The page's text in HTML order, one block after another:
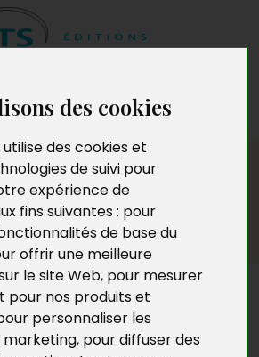
des cookies
des cookies et
de suivi pour
expérience de
fins suivantes : pour
de base du
offrir une meilleure
le site Web, pour mesurer
pour nos produits et
personnaliser les
, pour diffuser des